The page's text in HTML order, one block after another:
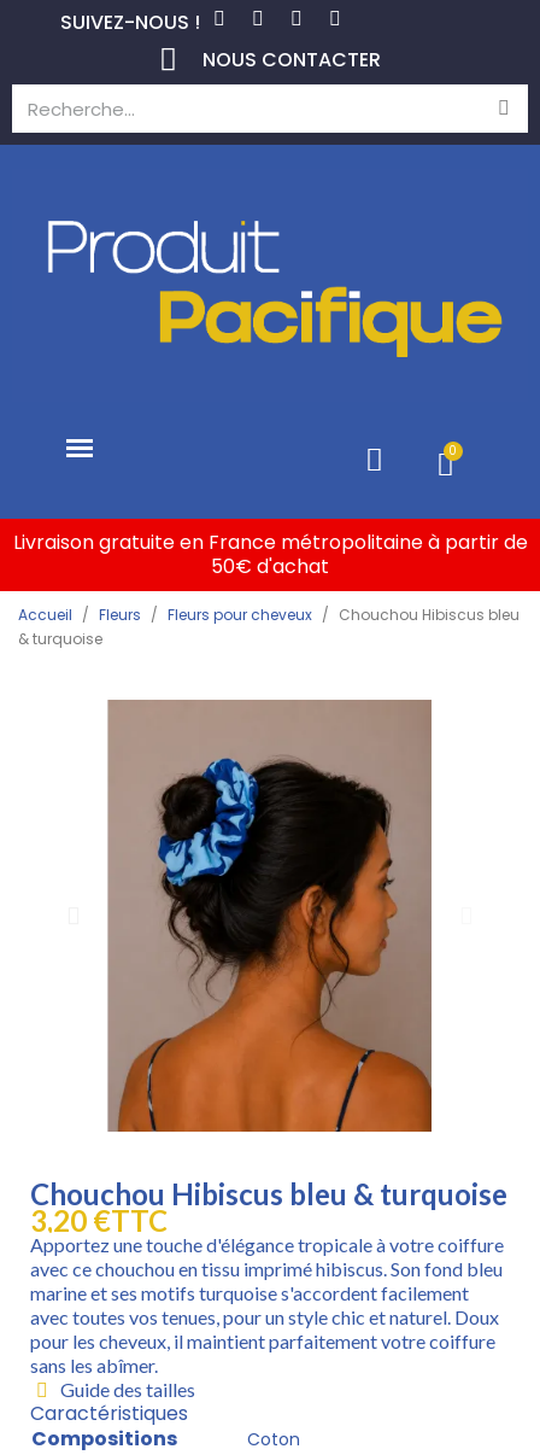
SUIVEZ-NOUS !
NOUS CONTACTER
Livraison gratuite en France métropolitaine à partir de
50€ d'achat
Accueil Fleurs Fleurs pour cheveux
Chouchou Hibiscus bleu
& turquoise
Chouchou Hibiscus bleu & turquoise
3,20 €TTC
Apportez une touche d'élégance tropicale à votre coiffure
avec ce chouchou en tissu imprimé hibiscus. Son fond bleu
marine et ses motifs turquoise s'accordent facilement
avec toutes vos tenues, pour un style chic et naturel. Doux
pour les cheveux, il maintient parfaitement votre coiffure
sans les abîmer.
Guide des tailles
Caractéristiques
Compositions
Coton